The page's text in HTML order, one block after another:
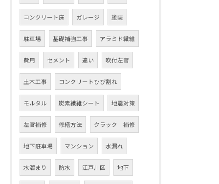
コンクリート床 ガレージ 塗装
駐車場 基礎補強工事 アラミド繊維
費用 セメント 違い 吹付左官
土木工事 コンクリートひび割れ
モルタル 炭素繊維シート 地震対策
左官補修 修繕方法 クラック 補修
地下駐車場 マンション 水漏れ
水溜まり 防水 江戸川区 地下